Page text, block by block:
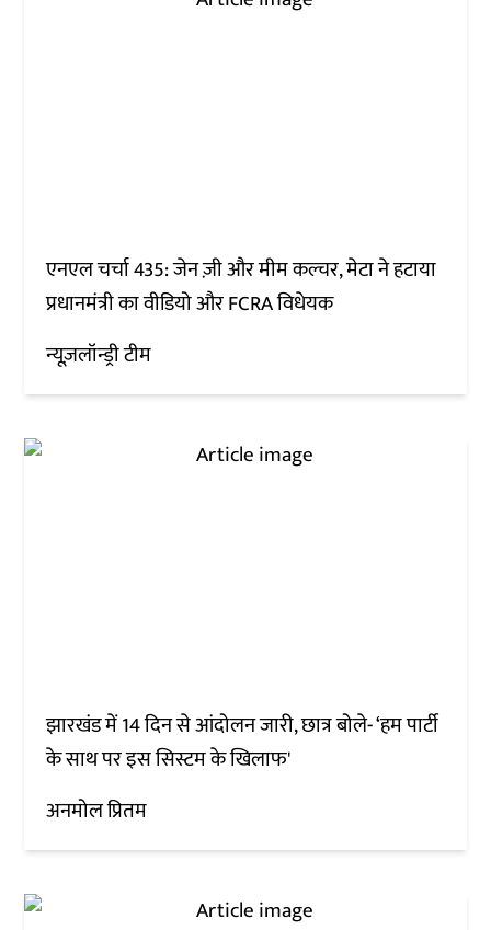
एनएल चर्चा 435: जेन ज़ी और मीम कल्चर, मेटा ने हटाया
प्रधानमंत्री का वीडियो और FCRA विधेयक
न्यूज़लॉन्ड्री टीम
झारखंड में 14 दिन से आंदोलन जारी, छात्र बोले- ‘हम पार्टी
के साथ पर इस सिस्टम के खिलाफ'
अनमोल प्रितम